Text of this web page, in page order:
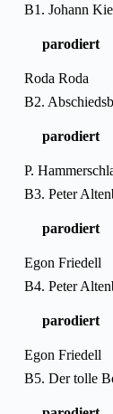
B1. Johann
parodiert
Roda Roda
B2.
parodiert
P.
B3. Peter
parodiert
Egon Friedell
B4. Peter
parodiert
Egon Friedell
B5. Der tolle